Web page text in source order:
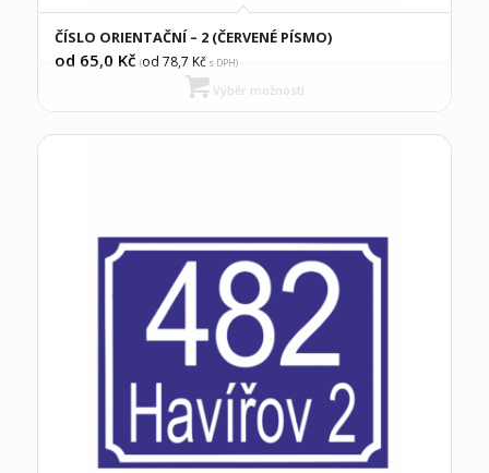
ČÍSLO ORIENTAČNÍ – 2 (ČERVENÉ PÍSMO)
od 65,0 Kč (od 78,7 Kčs DPH)
Výběr možností